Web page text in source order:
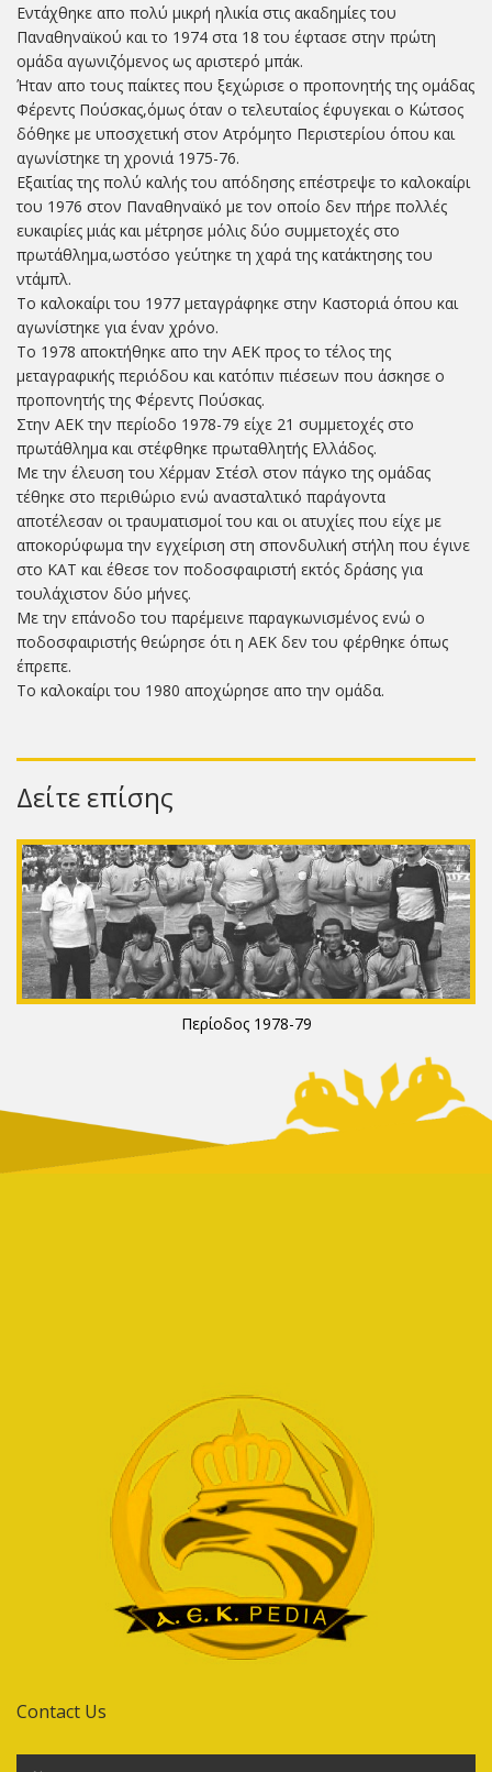
Εντάχθηκε απο πολύ μικρή ηλικία στις ακαδημίες του
Παναθηναϊκού και το 1974 στα 18 του έφτασε στην πρώτη
ομάδα αγωνιζόμενος ως αριστερό μπάκ.
Ήταν απο τους παίκτες που ξεχώρισε ο προπονητής της ομάδας
Φέρεντς Πούσκας,όμως όταν ο τελευταίος έφυγεκαι ο Κώτσος
δόθηκε με υποσχετική στον Ατρόμητο Περιστερίου όπου και
αγωνίστηκε τη χρονιά 1975-76.
Εξαιτίας της πολύ καλής του απόδησης επέστρεψε το καλοκαίρι
του 1976 στον Παναθηναϊκό με τον οποίο δεν πήρε πολλές
ευκαιρίες μιάς και μέτρησε μόλις δύο συμμετοχές στο
πρωτάθλημα,ωστόσο γεύτηκε τη χαρά της κατάκτησης του
ντάμπλ.
Το καλοκαίρι του 1977 μεταγράφηκε στην Καστοριά όπου και
αγωνίστηκε για έναν χρόνο.
Το 1978 αποκτήθηκε απο την ΑΕΚ προς το τέλος της
μεταγραφικής περιόδου και κατόπιν πιέσεων που άσκησε ο
προπονητής της Φέρεντς Πούσκας.
Στην ΑΕΚ την περίοδο 1978-79 είχε 21 συμμετοχές στο
πρωτάθλημα και στέφθηκε πρωταθλητής Ελλάδος.
Με την έλευση του Χέρμαν Στέσλ στον πάγκο της ομάδας
τέθηκε στο περιθώριο ενώ ανασταλτικό παράγοντα
αποτέλεσαν οι τραυματισμοί του και οι ατυχίες που είχε με
αποκορύφωμα την εγχείριση στη σπονδυλική στήλη που έγινε
στο ΚΑΤ και έθεσε τον ποδοσφαιριστή εκτός δράσης για
τουλάχιστον δύο μήνες.
Με την επάνοδο του παρέμεινε παραγκωνισμένος ενώ ο
ποδοσφαιριστής θεώρησε ότι η ΑΕΚ δεν του φέρθηκε όπως
έπρεπε.
Το καλοκαίρι του 1980 αποχώρησε απο την ομάδα.
Δείτε επίσης
Περίοδος 1978-79
Contact Us